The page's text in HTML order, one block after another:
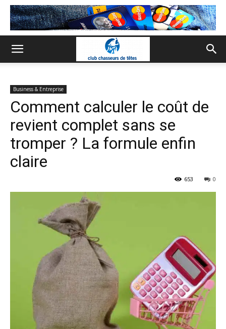
Business & Entreprise
Comment calculer le coût de
revient complet sans se
tromper ? La formule enfin
claire
0
653